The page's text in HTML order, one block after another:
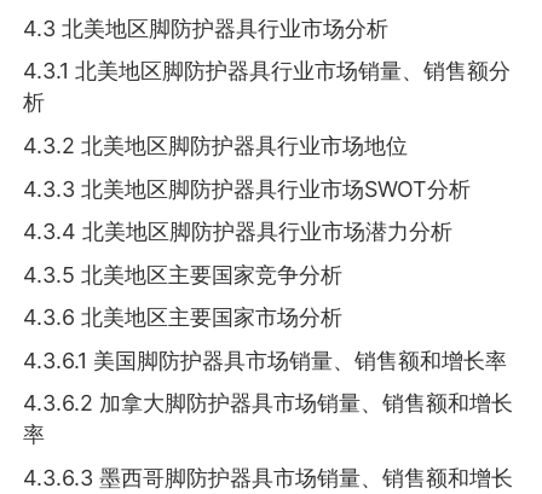
4.3 北美地区脚防护器具行业市场分析
4.3.1 北美地区脚防护器具行业市场销量、销售额分
析
4.3.2 北美地区脚防护器具行业市场地位
4.3.3 北美地区脚防护器具行业市场SWOT分析
4.3.4 北美地区脚防护器具行业市场潜力分析
4.3.5 北美地区主要国家竞争分析
4.3.6 北美地区主要国家市场分析
4.3.6.1 美国脚防护器具市场销量、销售额和增长率
4.3.6.2 加拿大脚防护器具市场销量、销售额和增长
率
4.3.6.3 墨西哥脚防护器具市场销量、销售额和增长